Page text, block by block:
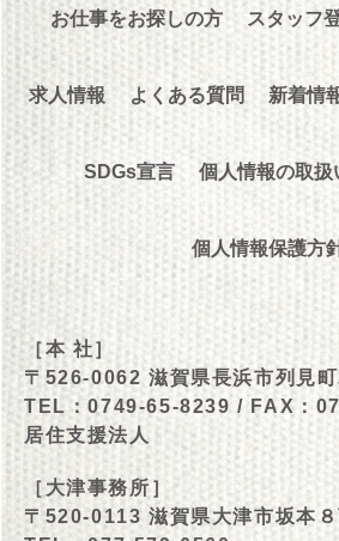
お仕事をお探しの方 スタッフ
求人情報 よくある質問 新着情
SDGs宣言 個人情報の取扱
個人情報保護方
［本 社］
〒526-0062 滋賀県長浜市列見
TEL：0749-65-8239 / FAX：
居住支援法人
［大津事務所］
〒520-0113 滋賀県大津市坂本